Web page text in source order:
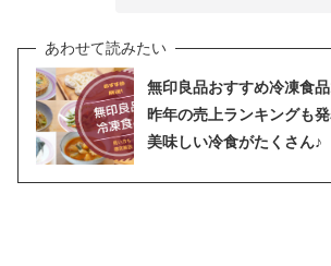
無印良品おすすめ冷凍食
昨年の売上ランキングも
美味しい冷食がたくさん♪